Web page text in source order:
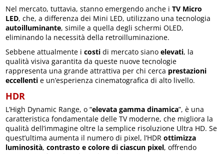
Nel mercato, tuttavia, stanno emergendo anche iTV Micro
LED, che, a differenza dei Mini LED, utilizzano una tecnologia
autoilluminante, simile a quella degli schermi OLED,
eliminando la necessità della retroilluminazione.
Sebbene attualmente icosti di mercato sianoelevati, la
qualità visiva garantita da queste nuove tecnologie
rappresenta una grande attrattiva per chi cerca prestazioni
eccellenti e un’esperienza cinematografica di alto livello.
HDR
L’High Dynamic Range, o “elevata gamma dinamica”, è una
caratteristica fondamentale delle TV moderne, che migliora la
qualità dell’immagine oltre la semplice risoluzione Ultra HD. Se
quest’ultima aumenta il numero di pixel, l’HDR ottimizza
luminosità,contrasto e colore di ciascun pixel, offrendo